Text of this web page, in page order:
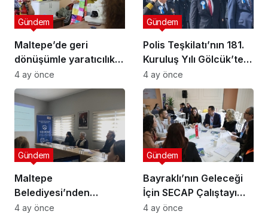
Maltepe’de geri
dönüşümle yaratıcılık
buluştu
Gündem
4 ay önce
Polis Teşkilatı’nın 181.
Kuruluş Yılı Gölcük’te
Törenle Kutlandı
Gündem
4 ay önce
Maltepe
Belediyesi’nden
Muhtarlara Toplumsal
Gündem
4 ay önce
Bayraklı’nın Geleceği
İçin SECAP Çalıştayı
Düzenlendi
Gündem
4 ay önce